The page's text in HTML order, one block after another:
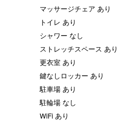
マッサージチェア あり
トイレ あり
シャワー なし
ストレッチスペース あり
更衣室 あり
鍵なしロッカー あり
駐車場 あり
駐輪場 なし
WiFi あり